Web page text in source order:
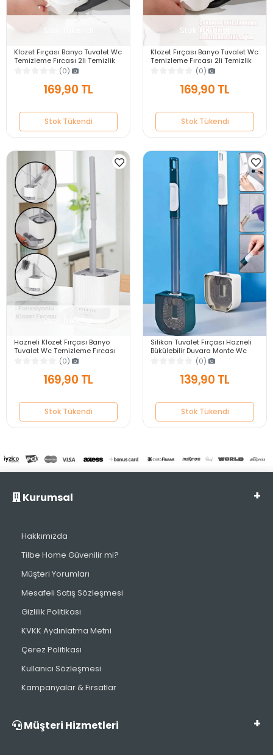
Klozet Fırçası Banyo Tuvalet Wc
Temizleme Fırçası 2li Temizlik
Fırçası Hazneli Su Akıtmaz Gri
(0)
169,90 TL
Stok Tükendi
Stok Tükendi
Klozet Fırçası Banyo Tuvalet Wc
Temizleme Fırçası 2li Temizlik
Fırçası Hazneli Su Akıtmaz
(0)
169,90 TL
Stok Tükendi
Stok Tükendi
Hazneli Klozet Fırçası Banyo
Tuvalet Wc Temizleme Fırçası
2li Temizlik Fırçası Hazneli Su
(0)
169,90 TL
Stok Tükendi
Silikon Tuvalet Fırçası Hazneli
Bükülebilir Duvara Monte Wc
Klozet Banyo Temizlik Fırçası
(0)
139,90 TL
Stok Tükendi
Kurumsal
Hakkımızda
Tilbe Home Güvenilir mi?
Müşteri Yorumları
Mesafeli Satış Sözleşmesi
Gizlilik Politikası
KVKK Aydınlatma Metni
Çerez Politikası
Kullanıcı Sözleşmesi
Kampanyalar & Fırsatlar
Müşteri Hizmetleri